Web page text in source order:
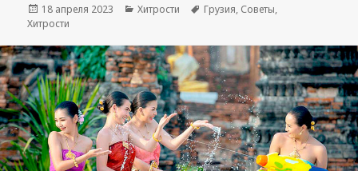
Опубликовано
18 апреля 2023 Рубрики
Хитрости Метки
Грузия, Советы,
Хитрости